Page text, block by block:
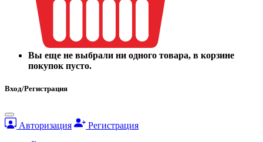
Вы еще не выбрали ни одного товара, в корзине
покупок пусто.
Вход/Регистрация
Авторизация Регистрация